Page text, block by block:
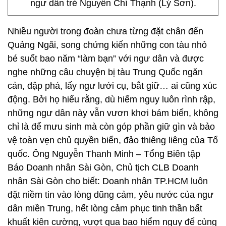
ngư dân trẻ Nguyễn Chí Thạnh (Lý Sơn).
Nhiều người trong đoàn chưa từng đặt chân đến
Quảng Ngãi, song chứng kiến những con tàu nhỏ
bé suốt bao năm “làm bạn” với ngư dân và được
nghe những câu chuyện bị tàu Trung Quốc ngăn
cản, đập phá, lấy ngư lưới cụ, bắt giữ… ai cũng xúc
động. Bởi họ hiểu rằng, dù hiểm nguy luôn rình rập,
những ngư dân này vẫn vươn khơi bám biển, không
chỉ là để mưu sinh mà còn góp phần giữ gìn và bảo
vệ toàn vẹn chủ quyền biển, đảo thiêng liêng của Tổ
quốc. Ông Nguyễn Thanh Minh – Tổng Biên tập
Báo Doanh nhân Sài Gòn, Chủ tịch CLB Doanh
nhân Sài Gòn cho biết: Doanh nhân TP.HCM luôn
đặt niềm tin vào lòng dũng cảm, yêu nước của ngư
dân miền Trung, hết lòng cảm phục tinh thần bất
khuất kiên cường, vượt qua bao hiểm nguy để cùng